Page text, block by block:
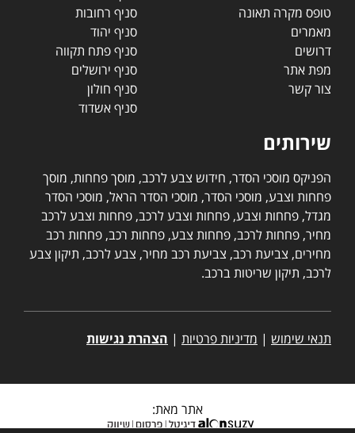
טופס מקרה תאונה
מאמרים
דרושים
מפת אתר
צור קשר
סניף רחובות
סניף יהוד
סניף פתח תקווה
סניף ירושלים
סניף חולון
סניף אשדוד
שירותים
הפניקס מוסכי הסדר, חידוש צבע לרכב, מוסך פחחות, מוסך
פחחות וצבע, מוסכי הסדר, מוסכי הסדר הראל, מוסכי הסדר
מגדל, פחחות וצבע, פחחות וצבע לרכב, פחחות וצבע לרכב
מחיר, פחחות לרכב, פחחות צבע, פחחות רכב, פחחות רכב
מחירים, צביעת רכב, צביעת רכב מחיר, צבע לרכב, תיקון צבע
לרכב, תיקון שריטות ברכב.
תנאי שימוש | מדיניות פרטיות | הצהרת נגישות
אתר מאת: